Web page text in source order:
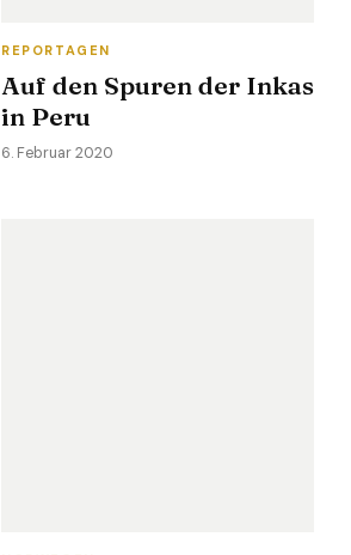
REPORTAGEN
Auf den Spuren der Inkas
in Peru
6. Februar 2020